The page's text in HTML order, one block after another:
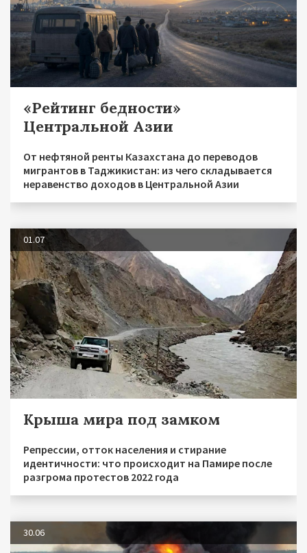
«Рейтинг бедности»
Центральной Азии
От нефтяной ренты Казахстана до переводов
мигрантов в Таджикистан: из чего складывается
неравенство доходов в Центральной Азии
01.07
Крыша мира под замком
Репрессии, отток населения и стирание
идентичности: что происходит на Памире после
разгрома протестов 2022 года
30.06